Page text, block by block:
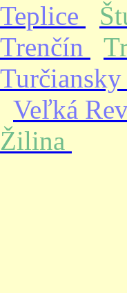
Teplice
Trenčín
Veľká
Žilina